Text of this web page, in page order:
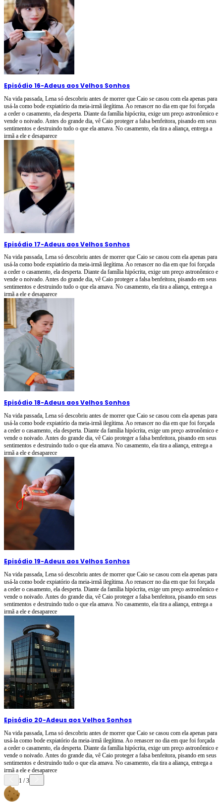
Episódio 16-Adeus aos Velhos Sonhos
Na vida passada, Lena só descobriu antes de morrer que Caio se casou com ela apenas para
usá-la como bode expiatório da meia-irmã ilegítima. Ao renascer no dia em que foi forçada
a ceder o casamento, ela desperta. Diante da família hipócrita, exige um preço astronômico e
vende o noivado. Antes do grande dia, vê Caio proteger a falsa benfeitora, pisando em seus
sentimentos e destruindo tudo o que ela amava. No casamento, ela tira a aliança, entrega a
irmã a ele e desaparece
Episódio 17-Adeus aos Velhos Sonhos
Na vida passada, Lena só descobriu antes de morrer que Caio se casou com ela apenas para
usá-la como bode expiatório da meia-irmã ilegítima. Ao renascer no dia em que foi forçada
a ceder o casamento, ela desperta. Diante da família hipócrita, exige um preço astronômico e
vende o noivado. Antes do grande dia, vê Caio proteger a falsa benfeitora, pisando em seus
sentimentos e destruindo tudo o que ela amava. No casamento, ela tira a aliança, entrega a
irmã a ele e desaparece
Episódio 18-Adeus aos Velhos Sonhos
Na vida passada, Lena só descobriu antes de morrer que Caio se casou com ela apenas para
usá-la como bode expiatório da meia-irmã ilegítima. Ao renascer no dia em que foi forçada
a ceder o casamento, ela desperta. Diante da família hipócrita, exige um preço astronômico e
vende o noivado. Antes do grande dia, vê Caio proteger a falsa benfeitora, pisando em seus
sentimentos e destruindo tudo o que ela amava. No casamento, ela tira a aliança, entrega a
irmã a ele e desaparece
Episódio 19-Adeus aos Velhos Sonhos
Na vida passada, Lena só descobriu antes de morrer que Caio se casou com ela apenas para
usá-la como bode expiatório da meia-irmã ilegítima. Ao renascer no dia em que foi forçada
a ceder o casamento, ela desperta. Diante da família hipócrita, exige um preço astronômico e
vende o noivado. Antes do grande dia, vê Caio proteger a falsa benfeitora, pisando em seus
sentimentos e destruindo tudo o que ela amava. No casamento, ela tira a aliança, entrega a
irmã a ele e desaparece
Episódio 20-Adeus aos Velhos Sonhos
Na vida passada, Lena só descobriu antes de morrer que Caio se casou com ela apenas para
usá-la como bode expiatório da meia-irmã ilegítima. Ao renascer no dia em que foi forçada
a ceder o casamento, ela desperta. Diante da família hipócrita, exige um preço astronômico e
vende o noivado. Antes do grande dia, vê Caio proteger a falsa benfeitora, pisando em seus
sentimentos e destruindo tudo o que ela amava. No casamento, ela tira a aliança, entrega a
irmã a ele e desaparece
1 /3